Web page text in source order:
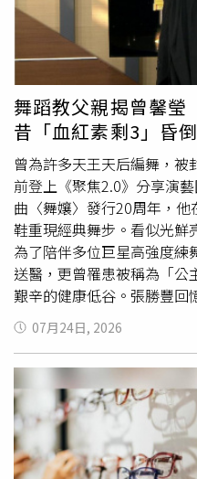
風模式，再搭配室內除濕機
、發霉的情況。一名冷
下壓縮機不會運轉，因此耗
風，可幫助吹乾蒸發器及
味、排水盤堵塞及滴水等問
率。他也笑說，平時多花一
我修冷氣還省錢」，是相當
師傅之外，一名日系冷氣品
一名客戶每次關冷氣前都會
10年都沒有清洗冷氣。直到
機體內部依然十分乾淨，幾
呼：「乾淨成這樣，根本不
清洗業者「牛妹爸媽冷氣
建「機體防黴」或自動乾燥
約30分鐘，利用持續送風
持機內乾燥，減少霉味、
定期清洗濾網、保養冷氣，
長冷氣使用壽命，降低日後
舞蹈教父親揭曾馨
昔「血紅素剩3」昏
曾為許多天王天后編舞，被
前登上《聚焦2.0》分享演
曲〈舞孃〉發行20周年，
鞋重現經典舞步。看似光鮮
為了陪伴多位巨星高強度練
送醫，更曾罹患被稱為「
艱辛的健康低谷。張勝豐回
人都找他編舞。當時他宛
天從早忙到凌晨，還要在
S.H.E走活潑路線、下午教
林的性感，最後還要幫江
亂、壓力極大。長期高壓加
澡突感無法呼吸、心臟快停
119，隨後眼前一片發黑。
醫師告知他「血紅素只剩下
07月24日, 2026